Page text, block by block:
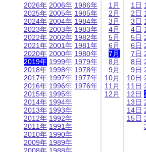
2026年
2025年
2024年
2023年
2022年
2021年
2020年
2019年
2018年
2017年
2016年
2015年
2014年
2013年
2012年
2011年
2010年
2009年
2006年
2005年
2004年
2003年
2002年
2001年
2000年
1999年
1998年
1997年
1996年
1995年
1994年
1993年
1992年
1991年
1990年
1989年
1986年
1985年
1984年
1983年
1982年
1981年
1980年
1979年
1978年
1977年
1976年
1月
2月
3月
4月
5月
6月
7月
8月
9月
10月
11月
12月
1日
2日
3日
4日
5日
6日
7日
8日
9日
10日
11日
12日
13日
14日
15日